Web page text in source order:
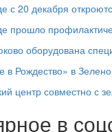
с 20 декабря
прошло
оборудована
в Рождество» в
центр совместно с
в